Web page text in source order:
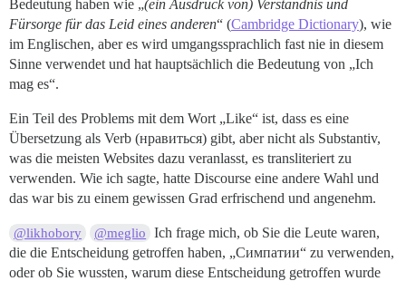
Bedeutung haben wie „(ein Ausdruck von) Verständnis und
Fürsorge für das Leid eines anderen“ (Cambridge Dictionary), wie
im Englischen, aber es wird umgangssprachlich fast nie in diesem
Sinne verwendet und hat hauptsächlich die Bedeutung von „Ich
mag es“.
Ein Teil des Problems mit dem Wort „Like“ ist, dass es eine
Übersetzung als Verb (нравиться) gibt, aber nicht als Substantiv,
was die meisten Websites dazu veranlasst, es transliteriert zu
verwenden. Wie ich sagte, hatte Discourse eine andere Wahl und
das war bis zu einem gewissen Grad erfrischend und angenehm.
@likhobory @meglio
Ich frage mich, ob Sie die Leute waren,
die die Entscheidung getroffen haben, „Симпатии“ zu verwenden,
oder ob Sie wussten, warum diese Entscheidung getroffen wurde